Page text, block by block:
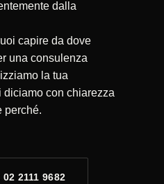
dalla
capire da dove
una consulenza
la tua
con chiarezza
perché.
2111 9682